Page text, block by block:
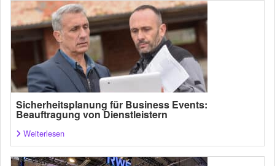
Sicherheitsplanung für Business Events:
Beauftragung von Dienstleistern
Weiterlesen